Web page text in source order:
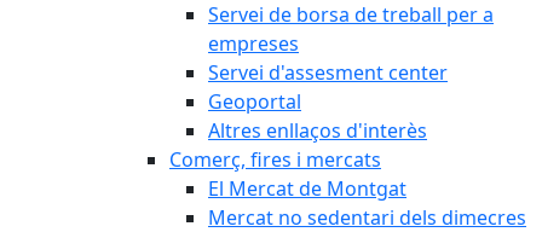
Servei de borsa de treball per a
empreses
Servei d'assesment center
Geoportal
Altres enllaços d'interès
Comerç, fires i mercats
El Mercat de Montgat
Mercat no sedentari dels dimecres